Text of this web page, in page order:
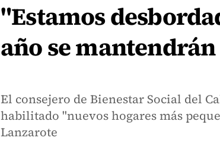
"Estamos
año se
El consejero de Bienestar Social del
habilitado "nuevos hogares más
Lanzarote